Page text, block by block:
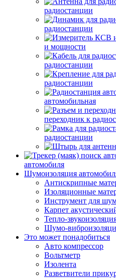
радиостанции
радиостанции
и мощности
радиостанции
радиостанции
автомобильная
переходник к
радиостанции
автомобиля
Шумоизоляция
Антискрипные
Изоляционные
Инструмент для
Карпет
Тепло-
Шумо-
Это может понадобиться
Авто компрессор
Вольтметр
Изолента
Разветвители